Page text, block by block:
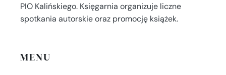
PIO Kalińskiego. Księgarnia organizuje liczne
spotkania autorskie oraz promocję książek.
MENU